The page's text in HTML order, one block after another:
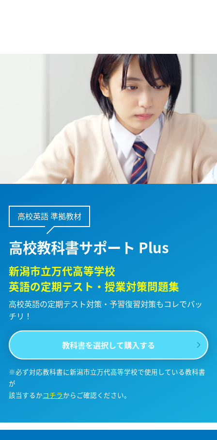
高校英語 準拠教材
高校教科書サポート Plus
新潟市立万代高等学校
英語の定期テスト・授業対策問題集
高校英語の定期テスト対策・予習復習対策もコレでバッ
チリ！
教科書を選択して購入する
※必ず対応教科書に新潟市立万代高等学校で使用している教科書
が
該当するかコチラからご確認ください。